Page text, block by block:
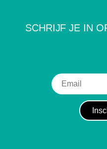
SCHRIJF JE IN